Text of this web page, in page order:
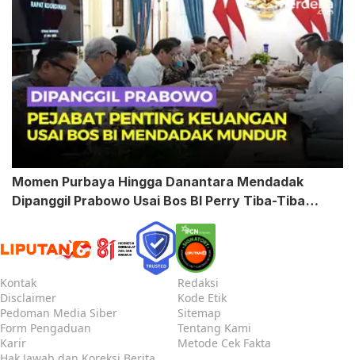
Momen Purbaya Hingga Danantara Mendadak
Dipanggil Prabowo Usai Bos BI Perry Tiba-Tiba
Kontak
Redaksi
Disclaimer
Kode Etik
Pedoman Media Siber
Sitemap
Form Pengaduan
Tentang Kami
Karir
Metode Cek Fakta